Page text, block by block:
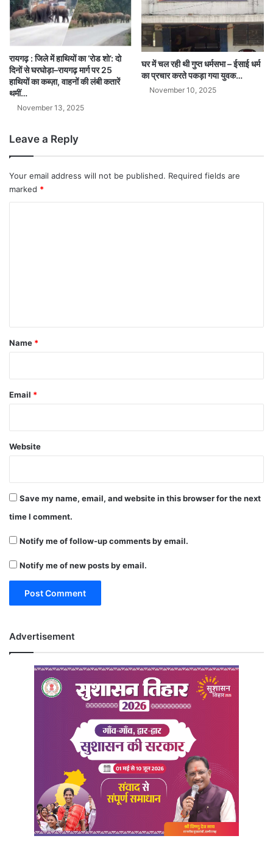
रायगढ़ : जिले में हाथियों का ‘रोड शो’: दो
दिनों से घरघोड़ा–रायगढ़ मार्ग पर 25
हाथियों का कब्ज़ा, वाहनों की लंबी कतारें
थमीं…
November 13, 2025
घर में चल रही थी गुप्त धर्मसभा – ईसाई धर्म
का प्रचार करते पकड़ा गया युवक…
November 10, 2025
Leave a Reply
Your email address will not be published. Required fields are
marked *
*
Name *
Email *
Website
Save my name, email, and website in this browser for the next
time I comment.
Notify me of follow-up comments by email.
Notify me of new posts by email.
Advertisement